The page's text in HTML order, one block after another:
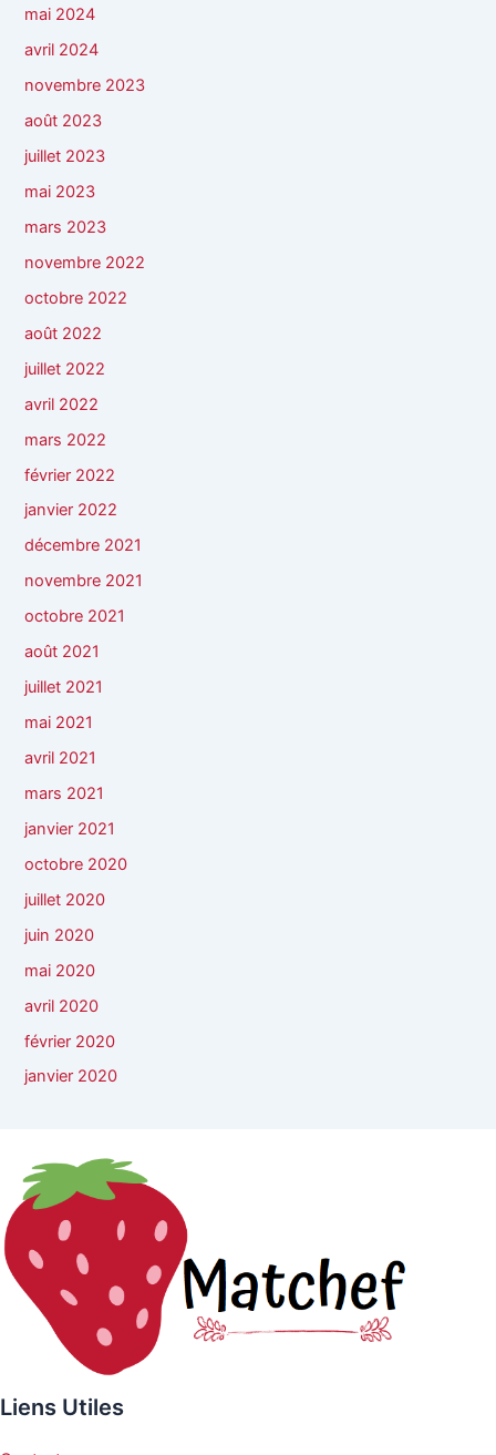
mai 2024
avril 2024
novembre 2023
août 2023
juillet 2023
mai 2023
mars 2023
novembre 2022
octobre 2022
août 2022
juillet 2022
avril 2022
mars 2022
février 2022
janvier 2022
décembre 2021
novembre 2021
octobre 2021
août 2021
juillet 2021
mai 2021
avril 2021
mars 2021
janvier 2021
octobre 2020
juillet 2020
juin 2020
mai 2020
avril 2020
février 2020
janvier 2020
Liens Utiles